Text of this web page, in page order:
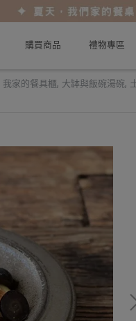
購買商品 禮物專區
我家的餐具櫃, 大缽與飯碗湯碗,